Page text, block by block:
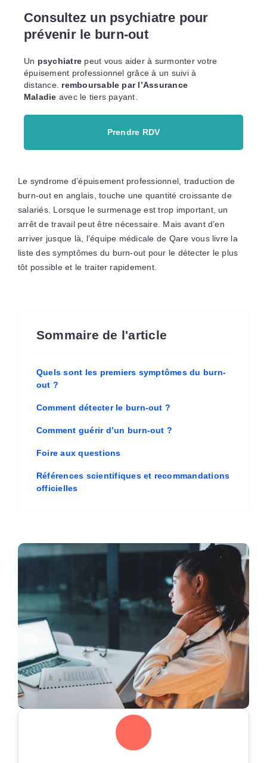
Consultez un psychiatre pour
prévenir le burn-out
Un psychiatre peut vous aider à surmonter votre
épuisement professionnel grâce à un suivi à
distance. remboursable par l’Assurance
Maladie avec le tiers payant.
Prendre RDV
Le syndrome d’épuisement professionnel, traduction de
burn-out en anglais, touche une quantité croissante de
salariés. Lorsque le surmenage est trop important, un
arrêt de travail peut être nécessaire. Mais avant d’en
arriver jusque là, l’équipe médicale de Qare vous livre la
liste des symptômes du burn-out pour le détecter le plus
tôt possible et le traiter rapidement.
Sommaire de l'article
Quels sont les premiers symptômes du burn-
out ?
Comment détecter le burn-out ?
Comment guérir d’un burn-out ?
Foire aux questions
Références scientifiques et recommandations
officielles